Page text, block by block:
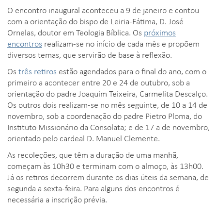
O encontro inaugural aconteceu a 9 de janeiro e contou
com a orientação do bispo de Leiria-Fátima, D. José
Ornelas, doutor em Teologia Bíblica. Os próximos
encontros realizam-se no início de cada mês e propõem
diversos temas, que servirão de base à reflexão.
Os três retiros estão agendados para o final do ano, com o
primeiro a acontecer entre 20 e 24 de outubro, sob a
orientação do padre Joaquim Teixeira, Carmelita Descalço.
Os outros dois realizam-se no mês seguinte, de 10 a 14 de
novembro, sob a coordenação do padre Pietro Ploma, do
Instituto Missionário da Consolata; e de 17 a de novembro,
orientado pelo cardeal D. Manuel Clemente.
As recoleções, que têm a duração de uma manhã,
começam às 10h30 e terminam com o almoço, às 13h00.
Já os retiros decorrem durante os dias úteis da semana, de
segunda a sexta-feira. Para alguns dos encontros é
necessária a inscrição prévia.